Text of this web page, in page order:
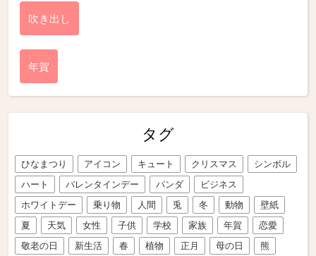
吹き出し
年賀
タグ
ひなまつり アイコン キュート クリスマス
シンボル
ハート
バレンタインデー パンダ
ビジネス
ホワイトデー
乗り物 人間 兎 冬 動物
壁紙
夏
天気 女性 子供 学校 家族 年賀
恋愛
敬老の日
新生活 春 植物 正月 母の日
熊